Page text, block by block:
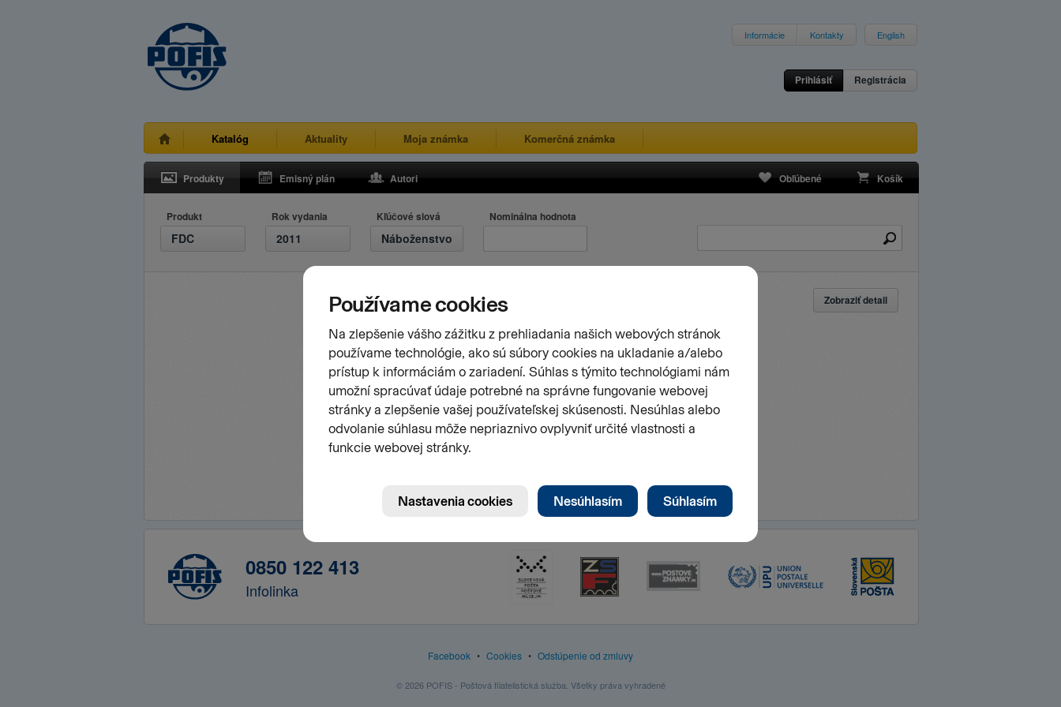
Informácie Kontakty English
Prihlásiť Registrácia
Katalóg Aktuality Moja známka Komerčná známka
Produkty Emisný plán Autori Obľúbené Košík
Produkt
FDC
Rok vydania
2011
Kľúčové slová
Náboženstvo
Nominálna hodnota
Zobraziť detail
0850 122 413
Infolinka
Facebook • Cookies • Odstúpenie od zmluvy
© 2026 POFIS - Poštová filatelistická služba. Všetky práva vyhradené